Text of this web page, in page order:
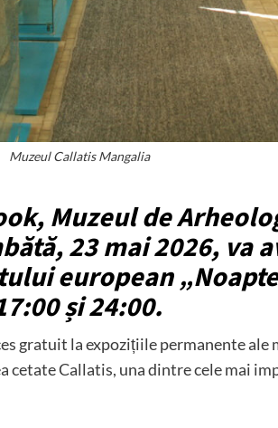
Muzeul Callatis Mangalia
Muzeul de
23 mai 2026, va
european
și 24:00.
gratuit la expozițiile permanente ale
cetate Callatis, una dintre cele mai